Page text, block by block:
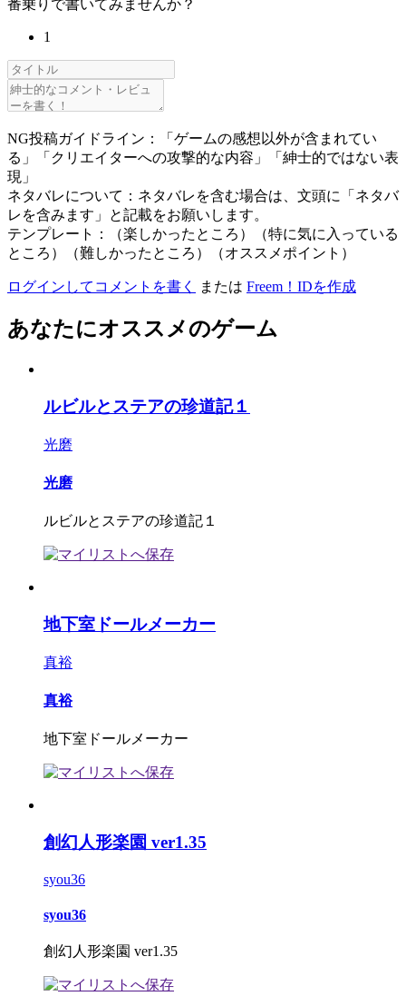
番乗りで書いてみませんか？
1
NG投稿ガイドライン：「ゲームの感想以外が含まれてい
る」「クリエイターへの攻撃的な内容」「紳士的ではない表
現」
ネタバレについて：ネタバレを含む場合は、文頭に「ネタバ
レを含みます」と記載をお願いします。
テンプレート：（楽しかったところ）（特に気に入っている
ところ）（難しかったところ）（オススメポイント）
ログインしてコメントを書く または Freem！IDを作成
あなたにオススメのゲーム
ルビルとステアの珍道記１
光磨
光磨
ルビルとステアの珍道記１
地下室ドールメーカー
真裕
真裕
地下室ドールメーカー
創幻人形楽園 ver1.35
syou36
syou36
創幻人形楽園 ver1.35